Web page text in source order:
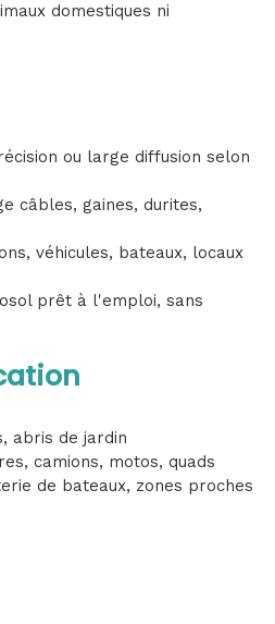
domestiques ni
ou large diffusion selon
câbles, gaines, durites,
véhicules, bateaux, locaux
prêt à l'emploi, sans
abris de jardin
camions, motos, quads
de bateaux, zones proches